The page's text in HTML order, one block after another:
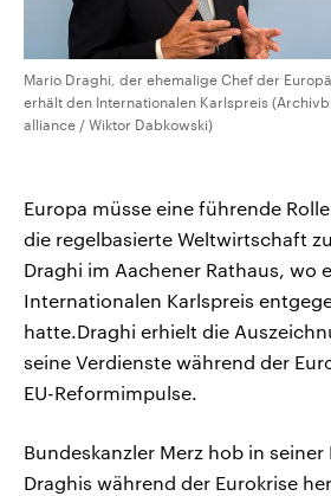
Mario Draghi, der ehemalige Chef der
erhält den Internationalen Karlspreis
alliance / Wiktor Dabkowski)
Europa müsse eine führende
die regelbasierte Weltwirtschaft
Draghi im Aachener Rathaus, wo
Internationalen Karlspreis
hatte.Draghi erhielt die
seine Verdienste während der
EU-Reformimpulse.
Bundeskanzler Merz hob in seiner
Draghis während der Eurokrise